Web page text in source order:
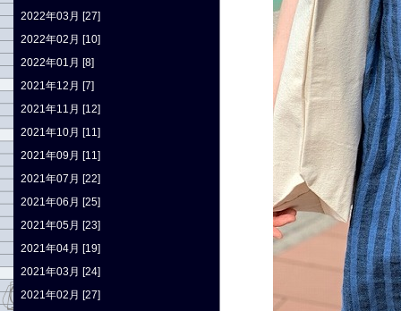
2022年03月 [27]
2022年02月 [10]
2022年01月 [8]
2021年12月 [7]
2021年11月 [12]
2021年10月 [11]
2021年09月 [11]
2021年07月 [22]
2021年06月 [25]
2021年05月 [23]
2021年04月 [19]
2021年03月 [24]
2021年02月 [27]